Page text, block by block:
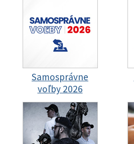
Samosprávne
voľby 2026